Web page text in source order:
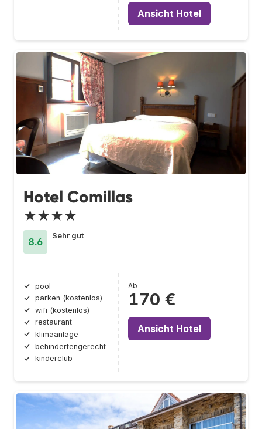
Ansicht Hotel
Hotel Comillas
★★★★
8.6
Sehr gut
pool
parken (kostenlos)
wifi (kostenlos)
restaurant
klimaanlage
behindertengerecht
kinderclub
Ab
170 €
Ansicht Hotel